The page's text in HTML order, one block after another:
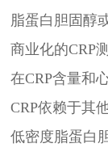
脂蛋白胆固醇
商业化的CRP
在CRP含量和
CRP依赖于其
低密度脂蛋白